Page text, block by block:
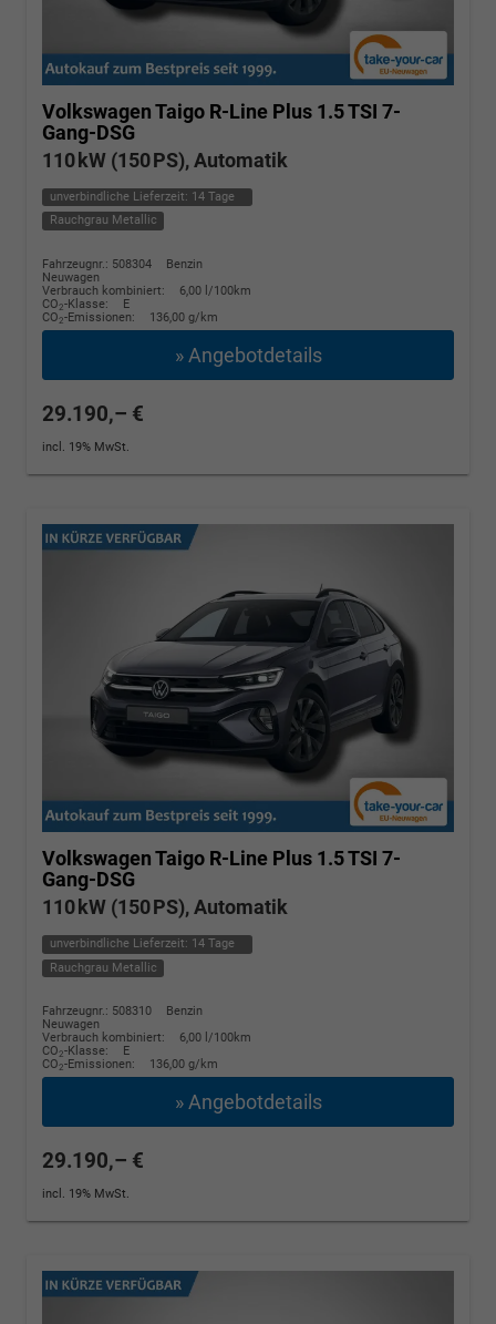
Volkswagen Taigo R-Line Plus 1.5 TSI 7-
Gang-DSG
110 kW (150 PS), Automatik
unverbindliche Lieferzeit: 14 Tage
Rauchgrau Metallic
Fahrzeugnr.: 508304
Benzin
Neuwagen
Verbrauch kombiniert:
6,00 l/100km
CO2-Klasse:
E
CO2-Emissionen: 136,00 g/km
» Angebotdetails
29.190,– €
incl. 19% MwSt.
Volkswagen Taigo R-Line Plus 1.5 TSI 7-
Gang-DSG
110 kW (150 PS), Automatik
unverbindliche Lieferzeit: 14 Tage
Rauchgrau Metallic
Fahrzeugnr.: 508310
Benzin
Neuwagen
Verbrauch kombiniert:
6,00 l/100km
CO2-Klasse:
E
CO2-Emissionen: 136,00 g/km
» Angebotdetails
29.190,– €
incl. 19% MwSt.